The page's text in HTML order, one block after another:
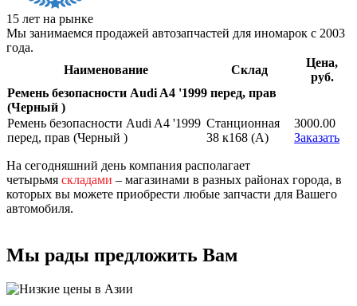
15 лет на рынке
Мы занимаемся продажей автозапчастей для иномарок с 2003
года.
Наименование
Склад
Цена,
руб.
Ремень безопасности Audi A4 '1999 перед, прав
(Черный )
Ремень безопасности Audi A4 '1999
перед, прав (Черный )
Станционная
38 к168 (A)
3000.00
Заказать
На сегодняшний день компания располагает
четырьмя складами – магазинами в разных районах города, в
которых вы можете приобрести любые запчасти для Вашего
автомобиля.
Мы рады предложить Вам